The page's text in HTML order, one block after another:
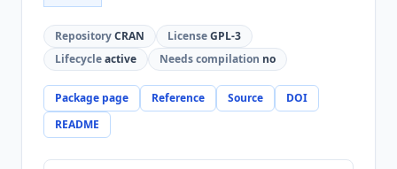
RepositoryCRAN LicenseGPL-3
Lifecycleactive Needs compilation no
Package page Reference Source
DOI
README